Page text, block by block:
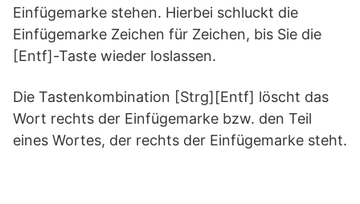
Einfügemarke stehen. Hierbei schluckt die
Einfügemarke Zeichen für Zeichen, bis Sie die
[Entf]-Taste wieder loslassen.
Die Tastenkombination [Strg][Entf] löscht das
Wort rechts der Einfügemarke bzw. den Teil
eines Wortes, der rechts der Einfügemarke steht.